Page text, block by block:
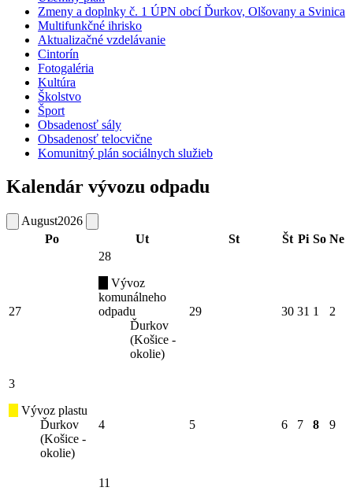
Zmeny a doplnky č. 1 ÚPN obcí Ďurkov, Olšovany a Svinica
Multifunkčné ihrisko
Aktualizačné vzdelávanie
Cintorín
Fotogaléria
Kultúra
Školstvo
Šport
Obsadenosť sály
Obsadenosť telocvične
Komunitný plán sociálnych služieb
Kalendár vývozu odpadu
August2026
Po
Ut St Št Pi So Ne
27
28
Vývoz
komunálneho
odpadu
Ďurkov
(Košice -
okolie)
29 30 31 1 2
3
Vývoz plastu
Ďurkov
(Košice -
okolie)
4 5 6 7 8 9
11